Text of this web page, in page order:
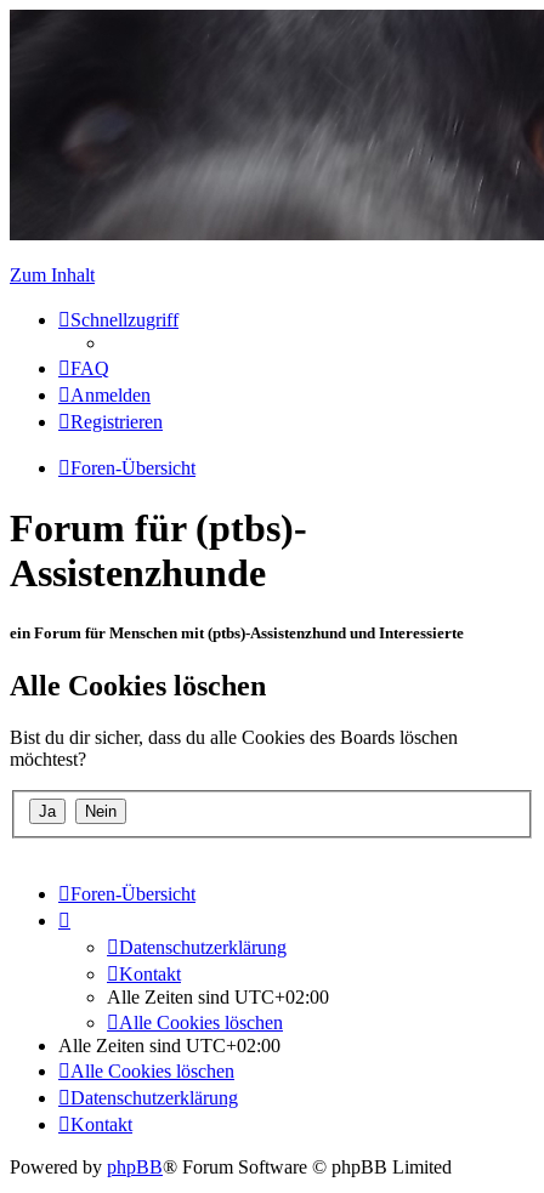
Zum Inhalt
Schnellzugriff
FAQ
Anmelden
Registrieren
Foren-Übersicht
Forum für (ptbs)-
Assistenzhunde
ein Forum für Menschen mit (ptbs)-Assistenzhund und Interessierte
Alle Cookies löschen
Bist du dir sicher, dass du alle Cookies des Boards löschen
möchtest?
Foren-Übersicht
Datenschutzerklärung
Kontakt
Alle Zeiten sind UTC+02:00
Alle Cookies löschen
Alle Zeiten sind UTC+02:00
Alle Cookies löschen
Datenschutzerklärung
Kontakt
Powered by phpBB® Forum Software © phpBB Limited